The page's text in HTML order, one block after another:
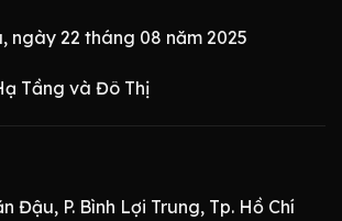
ngày 22 tháng 08 năm 2025
Tầng và Đô Thị
Đậu, P. Bình Lợi Trung, Tp. Hồ Chí